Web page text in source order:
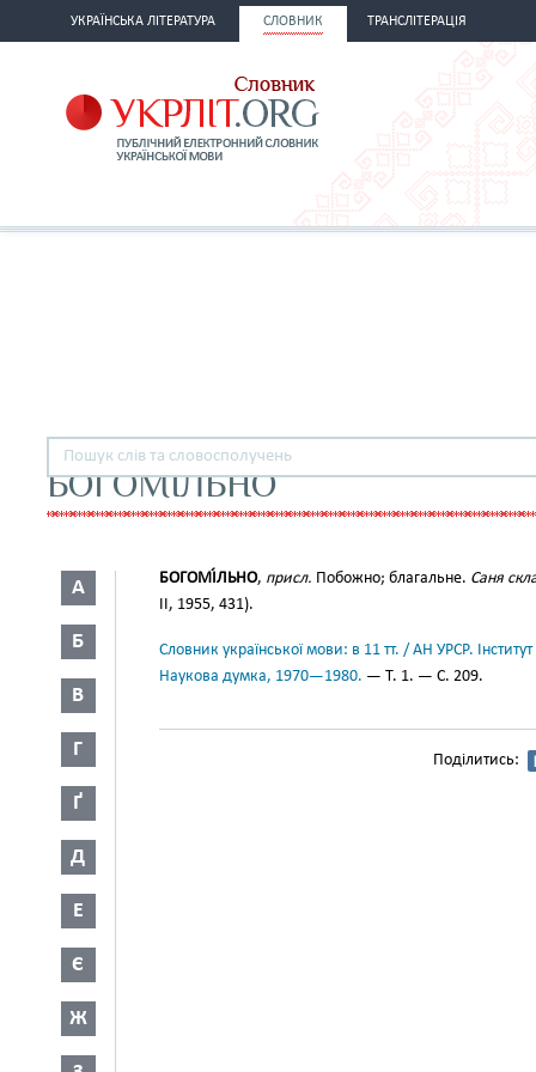
УКРАЇНСЬКА ЛІТЕРАТУРА СЛОВНИК ТРАНСЛІТЕРАЦІЯ
БОГОМІЛЬНО
А
Б
В
Г
Ґ
Д
Е
Є
Ж
БОГОМІ́ЛЬНО, присл. Побожно; благальне. Саня
II, 1955, 431).
Словник української мови: в 11 тт. / АН УРСР.
Наукова думка, 1970—1980. — Т. 1. — С. 209.
Поділитись: